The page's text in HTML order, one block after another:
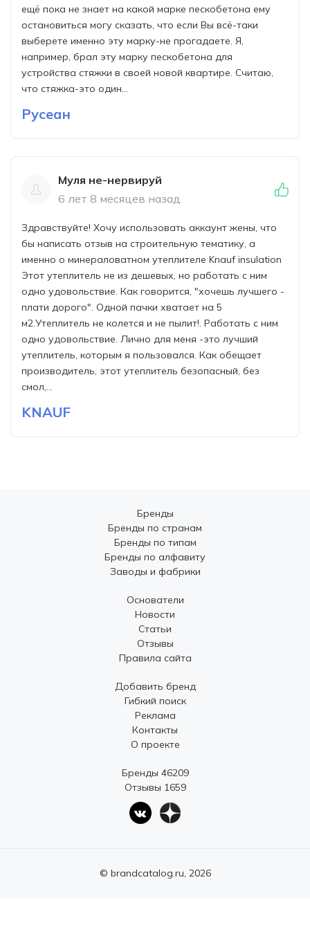
ещё пока не знает на какой марке пескобетона ему
остановиться могу сказать, что если Вы всё-таки
выберете именно эту марку-не прогадаете. Я,
например, брал эту марку пескобетона для
устройства стяжки в своей новой квартире. Считаю,
что стяжка-это один...
Русеан
Муля не-нервируй
6 лет 8 месяцев назад
Здравствуйте! Хочу использовать аккаунт жены, что
бы написать отзыв на строительную тематику, а
именно о минераловатном утеплителе Knauf insulation
Этот утеплитель не из дешевых, но работать с ним
одно удовольствие. Как говорится, "хочешь лучшего -
плати дорого". Одной пачки хватает на 5
м2.Утеплитель не колется и не пылит!. Работать с ним
одно удовольствие. Лично для меня -это лучший
утеплитель, которым я пользовался. Как обещает
производитель, этот утеплитель безопасный, без
смол,...
KNAUF
Бренды
Бренды по странам
Бренды по типам
Бренды по алфавиту
Заводы и фабрики
Основатели
Новости
Статьи
Отзывы
Правила сайта
Добавить бренд
Гибкий поиск
Реклама
Контакты
О проекте
Бренды 46209
Отзывы 1659
© brandcatalog.ru, 2026